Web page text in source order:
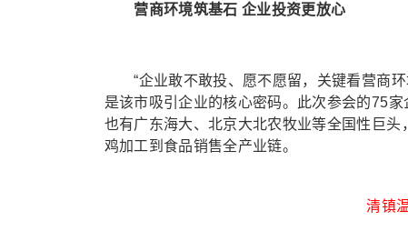
营商环境筑基石 企业投资更放心
“企业敢不敢投、愿不愿留，关键看营商环
是该市吸引企业的核心密码。此次参会的75家
也有广东海大、北京大北农牧业等全国性巨
鸡加工到食品销售全产业链。
清镇